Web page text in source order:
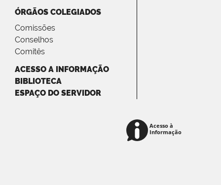
ÓRGÃOS COLEGIADOS
Comissões
Conselhos
Comitês
ACESSO A INFORMAÇÃO
BIBLIOTECA
ESPAÇO DO SERVIDOR